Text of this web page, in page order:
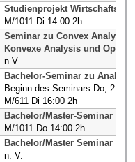
Studienprojekt
M/1011 Di 14:00 2h
Seminar zu Convex Analysis
Konvexe Analysis und
n.V.
Bachelor-Seminar zu
Beginn des Seminars Do,
M/611 Di 16:00 2h
Bachelor/Master-Seminar zu
M/1011 Do 14:00 2h
Bachelor/Master Seminar zu
n. V.